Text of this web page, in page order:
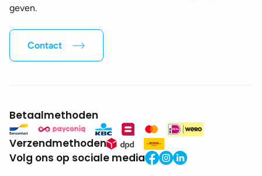
geven.
Contact
Betaalmethoden
Verzendmethoden
Volg ons op sociale media